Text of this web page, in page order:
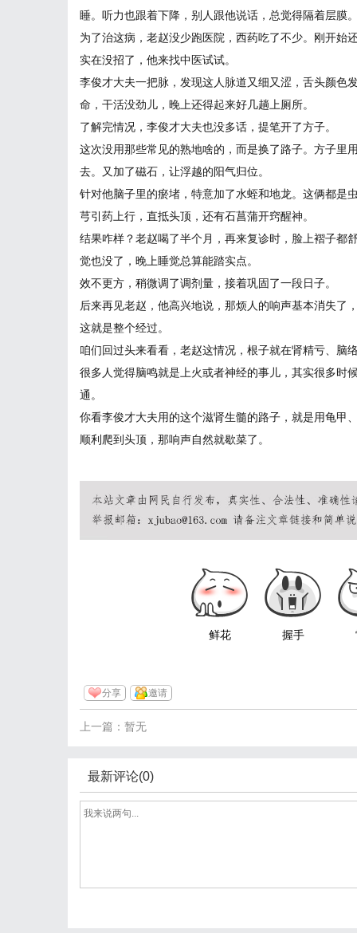
睡。听力也跟着下降，别人跟他说话，总觉得隔着层膜
为了治这病，老赵没少跑医院，西药吃了不少。刚开始
实在没招了，他来找中医试试。
李俊才大夫一把脉，发现这人脉道又细又涩，舌头颜色
命，干活没劲儿，晚上还得起来好几趟上厕所。
了解完情况，李俊才大夫也没多话，提笔开了方子。
这次没用那些常见的熟地啥的，而是换了路子。方子里
去。又加了磁石，让浮越的阳气归位。
针对他脑子里的瘀堵，特意加了水蛭和地龙。这俩都是
芎引药上行，直抵头顶，还有石菖蒲开窍醒神。
结果咋样？老赵喝了半个月，再来复诊时，脸上褶子都
觉也没了，晚上睡觉总算能踏实点。
效不更方，稍微调了调剂量，接着巩固了一段日子。
后来再见老赵，他高兴地说，那烦人的响声基本消失了
这就是整个经过。
咱们回过头来看看，老赵这情况，根子就在肾精亏、脑
很多人觉得脑鸣就是上火或者神经的事儿，其实很多时
通。
你看李俊才大夫用的这个滋肾生髓的路子，就是用龟甲
顺利爬到头顶，那响声自然就歇菜了。
鲜花 握手
分享 邀请
上一篇：暂无
最新评论(0)